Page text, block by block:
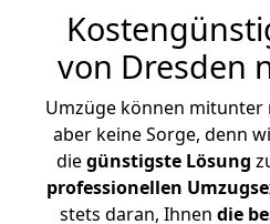
von Dresden
Umzüge können mitunter
aber keine Sorge, denn
diegünstigste Lösung
professionellen
stets daran, Ihnen die